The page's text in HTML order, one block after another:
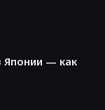
Японии — как